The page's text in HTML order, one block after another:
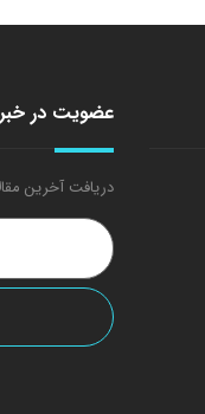
عضویت در
دریافت آخرین